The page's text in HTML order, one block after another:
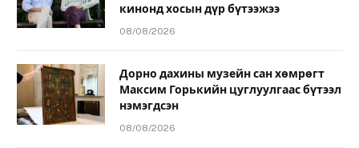
кинонд хосын дүр бүтээжээ
08/08/2026
Дорно дахины музейн сан хөмрөгт
Максим Горькийн цуглуулгаас бүтээл
нэмэгдсэн
08/08/2026